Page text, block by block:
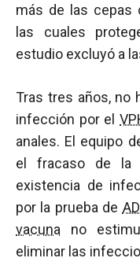
más de las cepas
las cuales
estudio excluyó a
Tras tres años, no
infección por el
anales. El equipo
el fracaso de la
existencia de
por la prueba de
vacuna no
eliminar las